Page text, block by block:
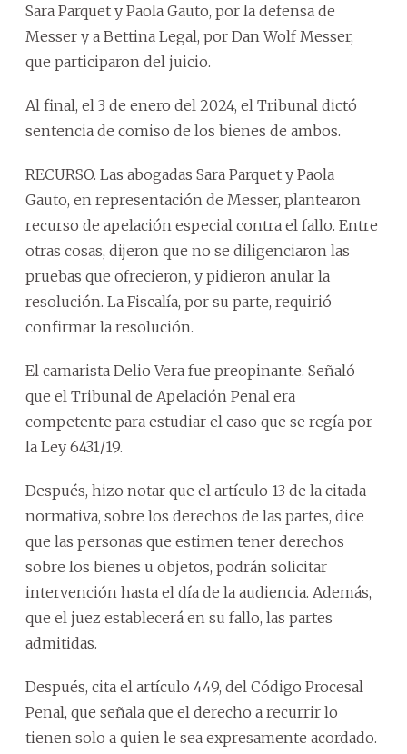
Sara Parquet y Paola Gauto, por la defensa de
Messer y a Bettina Legal, por Dan Wolf Messer,
que participaron del juicio.
Al final, el 3 de enero del 2024, el Tribunal dictó
sentencia de comiso de los bienes de ambos.
RECURSO. Las abogadas Sara Parquet y Paola
Gauto, en representación de Messer, plantearon
recurso de apelación especial contra el fallo. Entre
otras cosas, dijeron que no se diligenciaron las
pruebas que ofrecieron, y pidieron anular la
resolución. La Fiscalía, por su parte, requirió
confirmar la resolución.
El camarista Delio Vera fue preopinante. Señaló
que el Tribunal de Apelación Penal era
competente para estudiar el caso que se regía por
la Ley 6431/19.
Después, hizo notar que el artículo 13 de la citada
normativa, sobre los derechos de las partes, dice
que las personas que estimen tener derechos
sobre los bienes u objetos, podrán solicitar
intervención hasta el día de la audiencia. Además,
que el juez establecerá en su fallo, las partes
admitidas.
Después, cita el artículo 449, del Código Procesal
Penal, que señala que el derecho a recurrir lo
tienen solo a quien le sea expresamente acordado.